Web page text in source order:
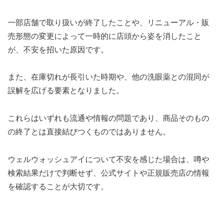
一部店舗で取り扱いが終了したことや、リニューアル・販
売形態の変更によって一時的に店頭から姿を消したこと
が、不安を招いた原因です。
また、在庫切れが長引いた時期や、他の洗眼薬との混同が
誤解を広げる要素となりました。
これらはいずれも流通や情報の問題であり、商品そのもの
の終了とは直接結びつくものではありません。
ウェルウォッシュアイについて不安を感じた場合は、噂や
検索結果だけで判断せず、公式サイトや正規販売店の情報
を確認することが大切です。